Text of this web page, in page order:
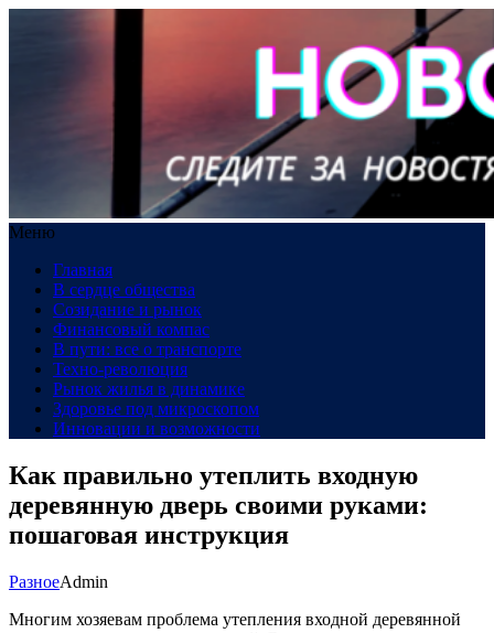
Меню
Главная
В сердце общества
Созидание и рынок
Финансовый компас
В пути: все о транспорте
Техно-революция
Рынок жилья в динамике
Здоровье под микроскопом
Инновации и возможности
Как правильно утеплить входную
деревянную дверь своими руками:
пошаговая инструкция
РазноеAdmin
Многим хозяевам проблема утепления входной деревянной